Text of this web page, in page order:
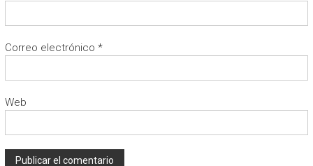
Correo electrónico *
Web